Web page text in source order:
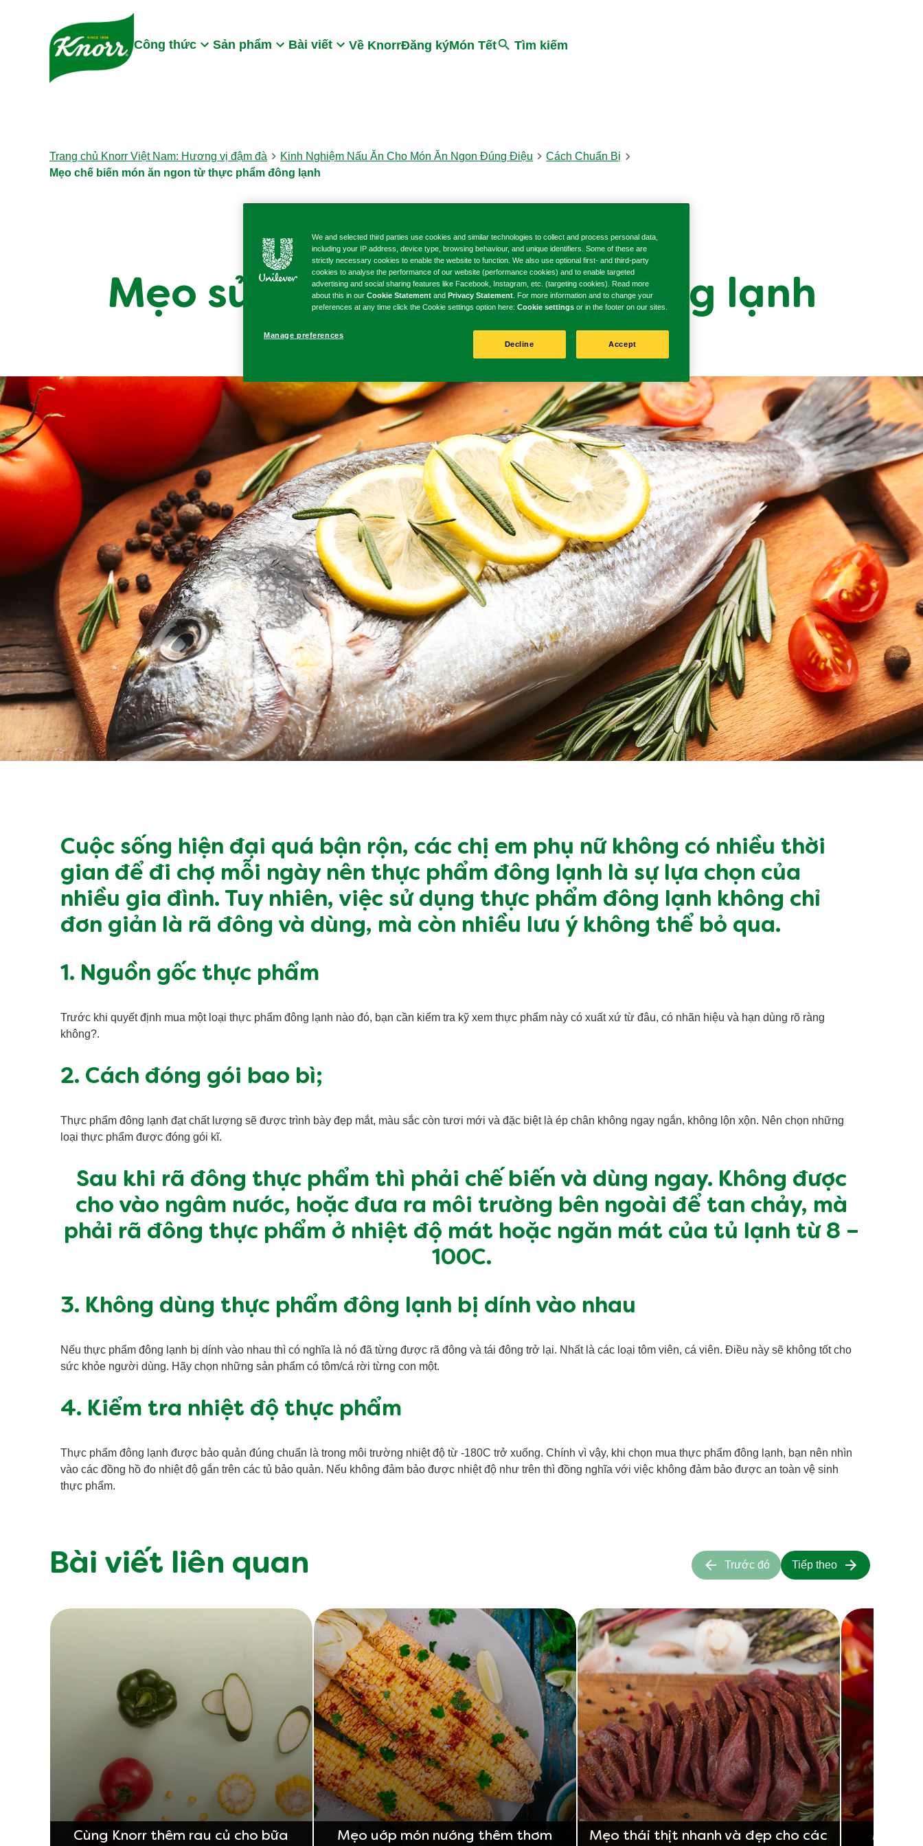
Skip to:
Công thức Sản phẩm Bài viết Về KnorrĐăng kýMón Tết Tìm kiếm
Trang chủ Knorr Việt Nam: Hương vị đậm đà Kinh Nghiệm Nấu Ăn Cho Món Ăn Ngon Đúng Điệu
Cách Chuẩn Bị
Mẹo chế biến món ăn ngon từ thực phẩm đông lạnh
MẸO CHUẨN BỊ
Mẹo sử dụng thực phẩm đông lạnh
Cuộc sống hiện đại quá bận rộn, các chị em phụ nữ không có nhiều thời
gian để đi chợ mỗi ngày nên thực phẩm đông lạnh là sự lựa chọn của
nhiều gia đình. Tuy nhiên, việc sử dụng thực phẩm đông lạnh không chỉ
đơn giản là rã đông và dùng, mà còn nhiều lưu ý không thể bỏ qua.
1. Nguồn gốc thực phẩm
Trước khi quyết định mua một loại thực phẩm đông lạnh nào đó, bạn cần kiểm tra kỹ xem thực phẩm này có xuất xứ từ đâu, có nhãn hiệu và hạn dùng rõ ràng
không?.
2. Cách đóng gói bao bì;
Thực phẩm đông lạnh đạt chất lượng sẽ được trình bày đẹp mắt, màu sắc còn tươi mới và đặc biệt là ép chân không ngay ngắn, không lộn xộn. Nên chọn những
loại thực phẩm được đóng gói kĩ.
Sau khi rã đông thực phẩm thì phải chế biến và dùng ngay. Không được
cho vào ngâm nước, hoặc đưa ra môi trường bên ngoài để tan chảy, mà
phải rã đông thực phẩm ở nhiệt độ mát hoặc ngăn mát của tủ lạnh từ 8 –
100C.
3. Không dùng thực phẩm đông lạnh bị dính vào nhau
Nếu thực phẩm đông lạnh bị dính vào nhau thì có nghĩa là nó đã từng được rã đông và tái đông trở lại. Nhất là các loại tôm viên, cá viên. Điều này sẽ không tốt cho
sức khỏe người dùng. Hãy chọn những sản phẩm có tôm/cá rời từng con một.
4. Kiểm tra nhiệt độ thực phẩm
Thực phẩm đông lạnh được bảo quản đúng chuẩn là trong môi trường nhiệt độ từ -180C trở xuống. Chính vì vậy, khi chọn mua thực phẩm đông lạnh, bạn nên nhìn
vào các đồng hồ đo nhiệt độ gắn trên các tủ bảo quản. Nếu không đảm bảo được nhiệt độ như trên thì đồng nghĩa với việc không đảm bảo được an toàn vệ sinh
thực phẩm.
Bài viết liên quan
Cùng Knorr thêm rau củ cho bữa
Mẹo uớp món nướng thêm thơm
Mẹo thái thịt nhanh và đẹp cho các
Mẹo
Trước đó Tiếp theo
We and selected third parties use cookies and similar technologies to collect and process personal data,
including your IP address, device type, browsing behaviour, and unique identifiers. Some of these are
strictly necessary cookies to enable the website to function. We also use optional first- and third-party
cookies to analyse the performance of our website (performance cookies) and to enable targeted
advertising and social sharing features like Facebook, Instagram, etc. (targeting cookies). Read more
about this in our Cookie Statement and Privacy Statement . For more information and to change your
preferences at any time click the Cookie settings option here: Cookie settings or in the footer on our sites.
Manage preferences
Decline
Accept